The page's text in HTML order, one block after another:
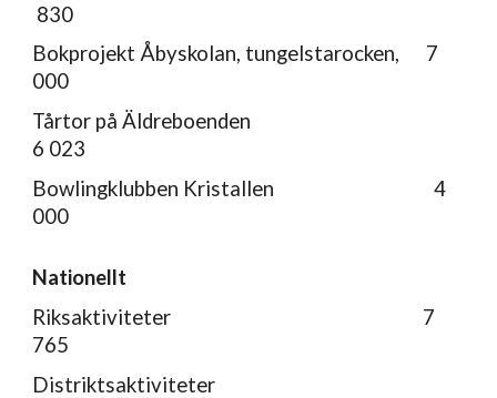
830
Bokprojekt Åbyskolan, tungelstarocken, 7
000
Tårtor på Äldreboenden
6 023
Bowlingklubben Kristallen 4
000
Nationellt
Riksaktiviteter
7
765
Distriktsaktiviteter